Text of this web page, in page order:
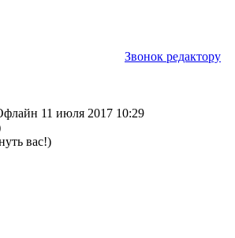
Звонок редактору
11 июля 2017 10:29
вас!)